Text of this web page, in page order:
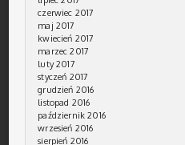
czerwiec 2017
maj 2017
kwiecień 2017
marzec 2017
luty 2017
styczeń 2017
grudzień 2016
listopad 2016
październik 2016
wrzesień 2016
sierpień 2016